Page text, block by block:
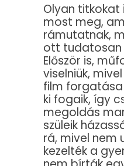
Olyan
most meg,
rámutatnak,
ott tudatosan
Először is,
viselniük,
film
ki fogaik, így
megoldás
szüleik
rá, mivel nem
kezelték a